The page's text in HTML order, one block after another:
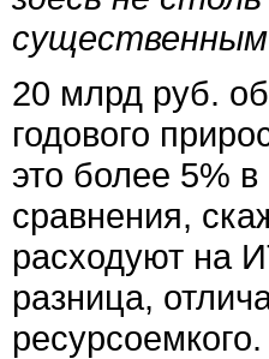
существенным
20 млрд руб.
годового
это более 5%
сравнения,
расходуют на
разница,
ресурсоемкого.